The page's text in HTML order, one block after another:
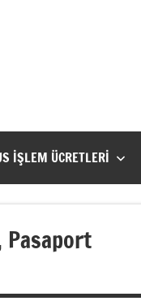
İŞLEM ÜCRETLERI
Pasaport